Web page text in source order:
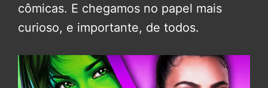
cômicas. E chegamos no papel mais
curioso, e importante, de todos.